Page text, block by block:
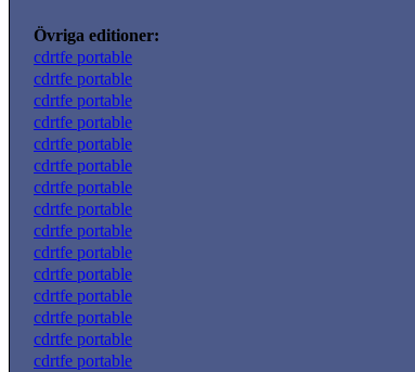
Övriga editioner:
cdrtfe portable
cdrtfe portable
cdrtfe portable
cdrtfe portable
cdrtfe portable
cdrtfe portable
cdrtfe portable
cdrtfe portable
cdrtfe portable
cdrtfe portable
cdrtfe portable
cdrtfe portable
cdrtfe portable
cdrtfe portable
cdrtfe portable